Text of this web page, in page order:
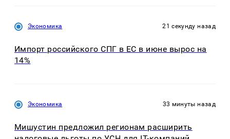
Экономика 21 секунду назад
Импорт российского СПГ в ЕС в июне вырос на
14%
Экономика 33 минуты назад
Мишустин предложил регионам расширить